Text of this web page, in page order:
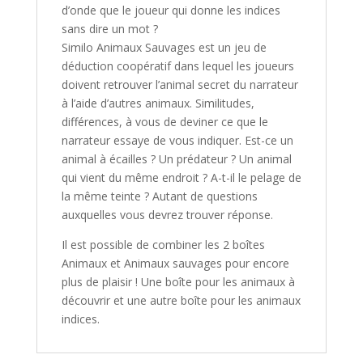
d’onde que le joueur qui donne les indices
sans dire un mot ?
Similo Animaux Sauvages est un jeu de
déduction coopératif dans lequel les joueurs
doivent retrouver l’animal secret du narrateur
à l’aide d’autres animaux. Similitudes,
différences, à vous de deviner ce que le
narrateur essaye de vous indiquer. Est-ce un
animal à écailles ? Un prédateur ? Un animal
qui vient du même endroit ? A-t-il le pelage de
la même teinte ? Autant de questions
auxquelles vous devrez trouver réponse.
Il est possible de combiner les 2 boîtes
Animaux et Animaux sauvages pour encore
plus de plaisir ! Une boîte pour les animaux à
découvrir et une autre boîte pour les animaux
indices.